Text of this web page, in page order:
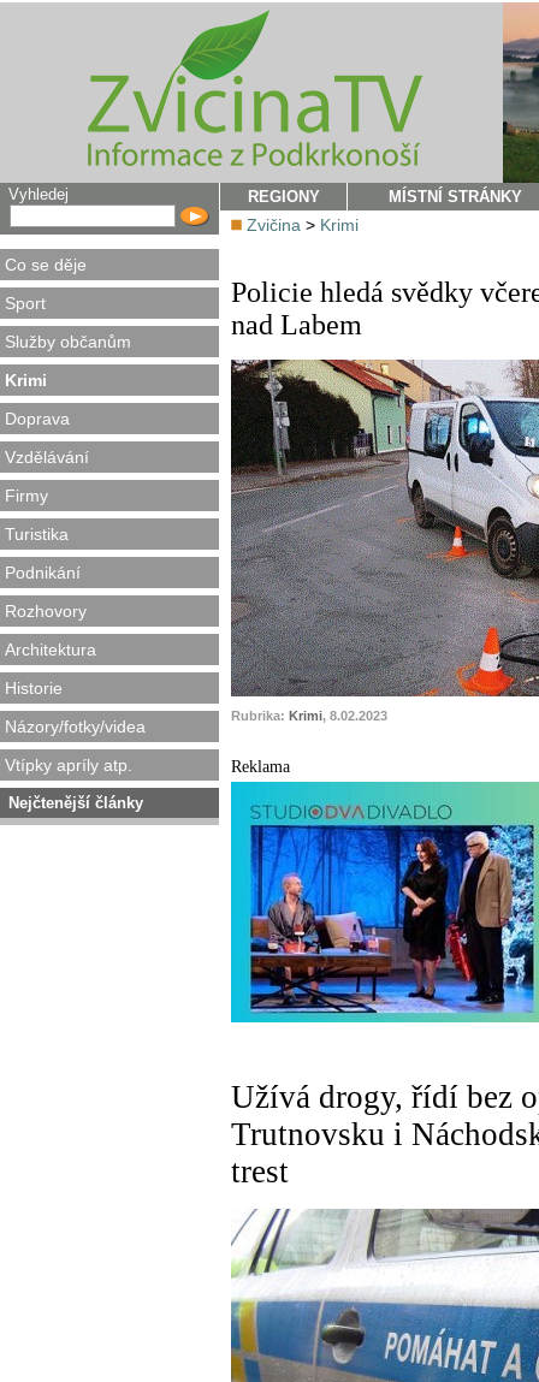
Vyhledej
Co se děje
Sport
Služby občanům
Krimi
Doprava
Vzdělávání
Firmy
Turistika
Podnikání
Rozhovory
Architektura
Historie
Názory/fotky/videa
Vtípky apríly atp.
Nejčtenější články
REGIONY MÍSTNÍ STRÁNKY
Zvičina > Krimi
Policie hledá svědky
nad Labem
Rubrika: Krimi, 8.02.2023
Reklama
Užívá drogy, řídí bez
Trutnovsku i
trest